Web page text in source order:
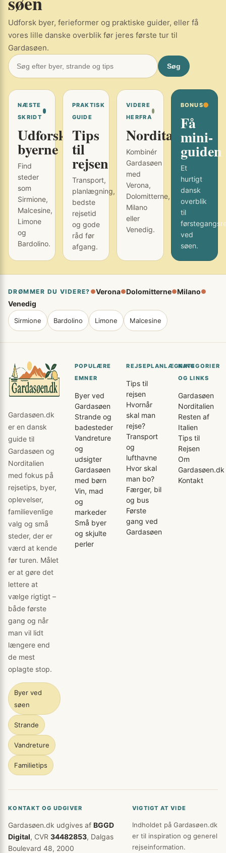
Udforsk byer, ferieformer og praktiske guider, eller få
vores lille danske overblik før jeres første tur til
Gardasøen.
Søg
NÆSTE
SKRIDT
Udforsk
byerne
Find
steder
som
Sirmione,
Malcesine,
Limone
og
Bardolino.
PRAKTISK
GUIDE
Tips
til
rejsen
Transport,
planlægning,
bedste
rejsetid
og gode
råd før
afgang.
VIDERE
HERFRA
Norditalien
Kombinér
Gardasøen
med
Verona,
Dolomitterne,
Milano
eller
Venedig.
BONUS
Få
mini-
guiden
Et
hurtigt
dansk
overblik
til
ved
søen.
DRØMMER DU VIDERE? ●Verona●Dolomitterne●Milano●
Venedig
Sirmione Bardolino Limone Malcesine
Gardasøen.dk
er en dansk
guide til
Gardasøen og
Norditalien
med fokus på
rejsetips, byer,
oplevelser,
familievenlige
valg og små
steder, der er
værd at kende
før turen. Målet
er at gøre det
lettere at
vælge rigtigt –
både første
gang og når
man vil lidt
længere end
de mest
oplagte stop.
Byer ved
søen
Strande
Vandreture
Familietips
POPULÆRE
EMNER
Byer ved
Gardasøen
Strande og
badesteder
Vandreture
og
udsigter
Gardasøen
med børn
Vin, mad
og
markeder
Små byer
og skjulte
perler
REJSEPLANLÆGNING
Tips til
rejsen
Hvornår
skal man
rejse?
Transport
og
lufthavne
Hvor skal
man bo?
Færger, bil
og bus
Første
gang ved
Gardasøen
KATEGORIER
OG LINKS
Gardasøen
Norditalien
Resten af
Italien
Tips til
Rejsen
Om
Gardasøen.dk
Kontakt
KONTAKT OG UDGIVER
Gardasøen.dk udgives af BGGD
Digital, CVR 34482853, Dalgas
Boulevard 48, 2000
VIGTIGT AT VIDE
Indholdet på Gardasøen.dk
er til inspiration og generel
rejseinformation.